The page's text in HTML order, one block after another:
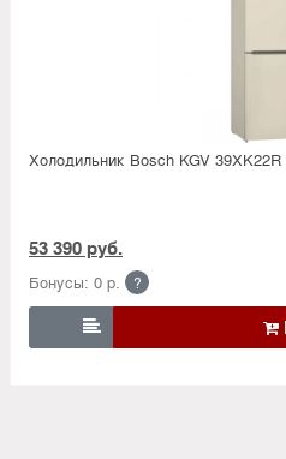
Холодильник Bosсh KGV 39XK22R
53 390 руб.
Бонусы: 0 р. ?
